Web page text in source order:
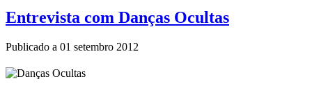
Entrevista com Danças Ocultas
Publicado a 01 setembro 2012